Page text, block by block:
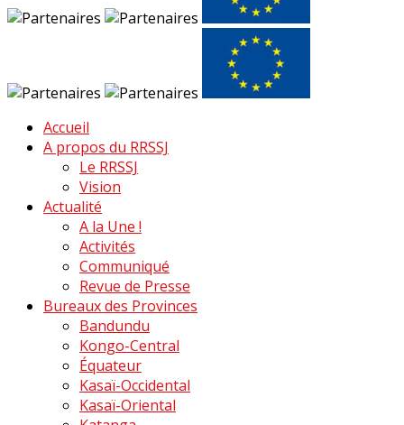
Accueil
A propos du RRSSJ
Le RRSSJ
Vision
Actualité
A la Une !
Activités
Communiqué
Revue de Presse
Bureaux des Provinces
Bandundu
Kongo-Central
Équateur
Kasaï-Occidental
Kasaï-Oriental